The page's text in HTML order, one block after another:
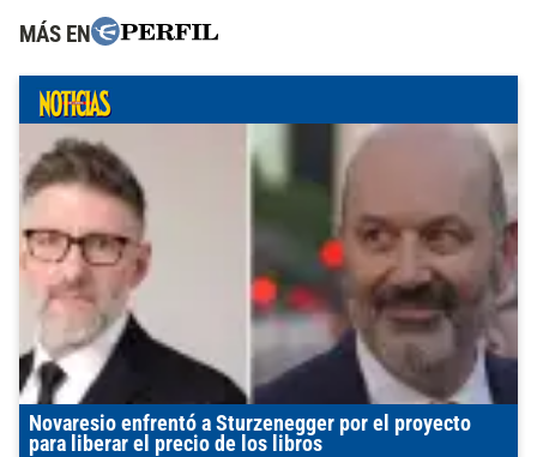
MÁS EN
Novaresio enfrentó a Sturzenegger por el proyecto
para liberar el precio de los libros